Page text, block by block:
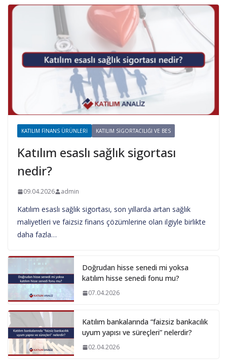
KATILIM FINANS ÜRÜNLERI KATILIM SIGORTACILIĞI VE BES
Katılım esaslı sağlık sigortası
nedir?
09.04.2026 admin
Katılım esaslı sağlık sigortası, son yıllarda artan sağlık
maliyetleri ve faizsiz finans çözümlerine olan ilgiyle birlikte
daha fazla…
Doğrudan hisse senedi mi yoksa
katılım hisse senedi fonu mu?
07.04.2026
Katılım bankalarında “faizsiz bankacılık
uyum yapısı ve süreçleri” nelerdir?
02.04.2026